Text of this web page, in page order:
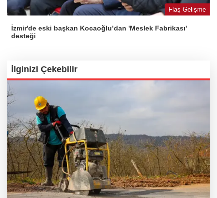
Flaş Gelişme
İzmir'de eski başkan Kocaoğlu’dan 'Meslek Fabrikası'
desteği
İlginizi Çekebilir